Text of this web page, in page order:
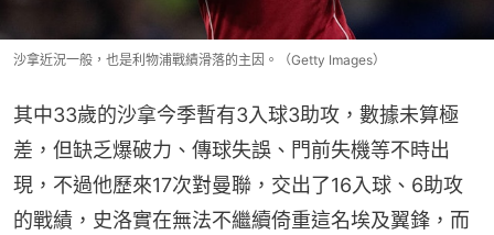
沙拿近況一般，也是利物浦戰績滑落的主因。（Getty Images）
其中33歲的沙拿今季暫有3入球3助攻，數據未算極
差，但缺乏爆破力、傳球失誤、門前失機等不時出
現，不過他歷來17次對曼聯，交出了16入球、6助攻
的戰績，史洛實在無法不繼續倚重這名埃及翼鋒，而